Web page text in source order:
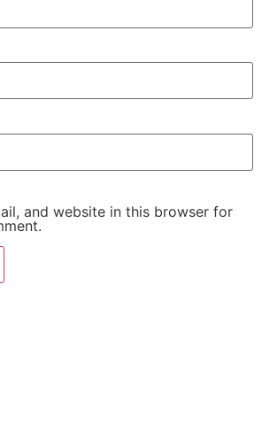
and website in this browser for